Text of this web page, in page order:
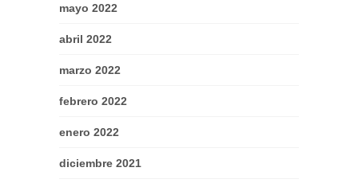
mayo 2022
abril 2022
marzo 2022
febrero 2022
enero 2022
diciembre 2021